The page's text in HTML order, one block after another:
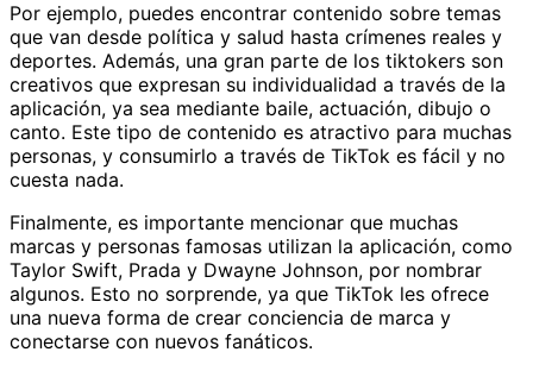
Por ejemplo, puedes encontrar contenido sobre temas
que van desde política y salud hasta crímenes reales y
deportes. Además, una gran parte de los tiktokers son
creativos que expresan su individualidad a través de la
aplicación, ya sea mediante baile, actuación, dibujo o
canto. Este tipo de contenido es atractivo para muchas
personas, y consumirlo a través de TikTok es fácil y no
cuesta nada.
Finalmente, es importante mencionar que muchas
marcas y personas famosas utilizan la aplicación, como
Taylor Swift, Prada y Dwayne Johnson, por nombrar
algunos. Esto no sorprende, ya que TikTok les ofrece
una nueva forma de crear conciencia de marca y
conectarse con nuevos fanáticos.